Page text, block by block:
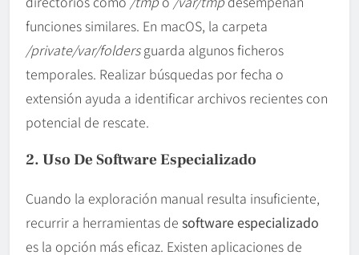
funciones similares. En macOS, la carpeta
/private/var/foldersguarda algunos ficheros
temporales. Realizar búsquedas por fecha o
extensión ayuda a identificar archivos recientes con
potencial de rescate.
2. Uso De Software Especializado
Cuando la exploración manual resulta insuficiente,
recurrir a herramientas de software especializado
es la opción más eficaz. Existen aplicaciones de